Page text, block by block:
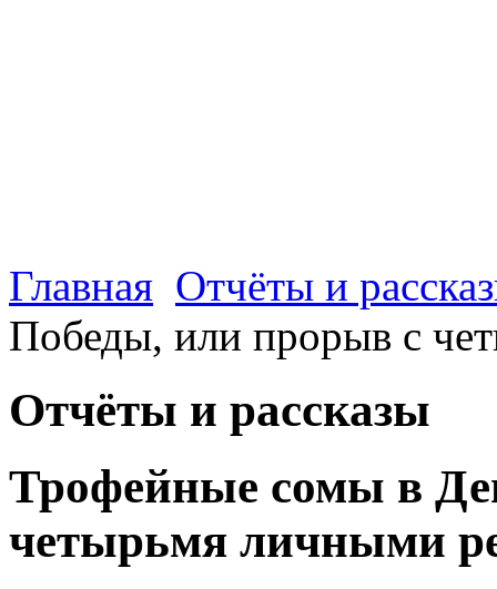
Главная Отчёты и
Победы, или прорыв с
Отчёты и рассказы
Трофейные сомы в
четырьмя личными